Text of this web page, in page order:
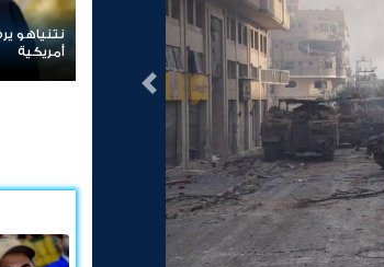
التالى
نتنياهو يرفض الانسحاب من غزة
أمريكية